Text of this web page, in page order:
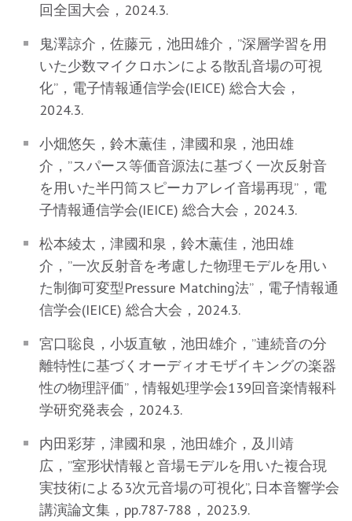
回全国大会，2024.3.
鬼澤諒介，佐藤元，池田雄介，”深層学習を用
いた少数マイクロホンによる散乱音場の可視
化”，電子情報通信学会(IEICE) 総合大会，
2024.3.
小畑悠矢，鈴木薫佳，津國和泉，池田雄
介，”スパース等価音源法に基づく一次反射音
を用いた半円筒スピーカアレイ音場再現”，電
子情報通信学会(IEICE) 総合大会，2024.3.
松本綾太，津國和泉，鈴木薫佳，池田雄
介，”一次反射音を考慮した物理モデルを用い
た制御可変型Pressure Matching法”，電子情報通
信学会(IEICE) 総合大会，2024.3.
宮口聡良，小坂直敏，池田雄介，”連続音の分
離特性に基づくオーディオモザイキングの楽器
性の物理評価”，情報処理学会139回音楽情報科
学研究発表会，2024.3.
内田彩芽，津國和泉，池田雄介，及川靖
広，”室形状情報と音場モデルを用いた複合現
実技術による3次元音場の可視化”, 日本音響学会
講演論文集，pp.787-788，2023.9.